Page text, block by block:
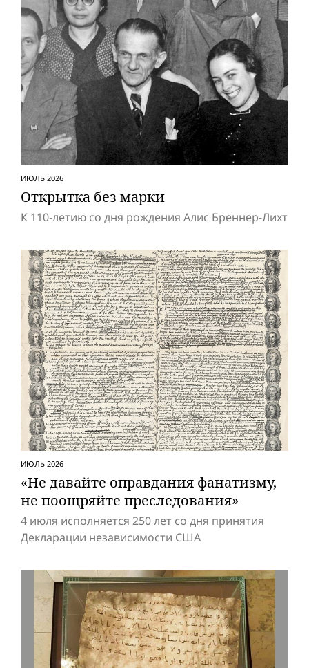
ИЮЛЬ 2026
Открытка без марки
К 110-летию со дня рождения Алис Бреннер-Лихт
ИЮЛЬ 2026
«Не давайте оправдания фанатизму,
не поощряйте преследования»
4 июля исполняется 250 лет со дня принятия
Декларации независимости США